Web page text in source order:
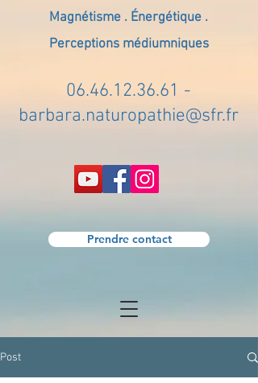
Magnétisme . Énergétique .
Perceptions médiumniques
06.46.12.36.61 -
barbara.naturopathie@sfr.fr
Prendre contact
Post